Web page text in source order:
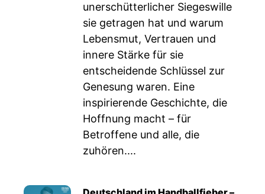
unerschütterlicher Siegeswille
sie getragen hat und warum
Lebensmut, Vertrauen und
innere Stärke für sie
entscheidende Schlüssel zur
Genesung waren. Eine
inspirierende Geschichte, die
Hoffnung macht – für
Betroffene und alle, die
zuhören....